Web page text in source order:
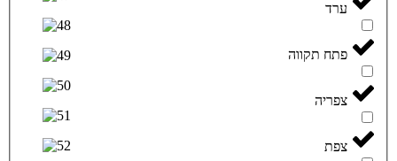
ערד
פתח תקווה
צפריה
צפת